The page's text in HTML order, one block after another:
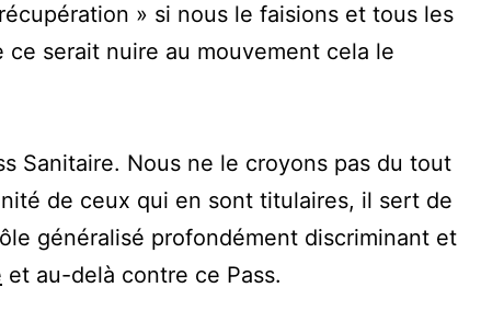
» si nous le faisions et tous les
serait nuire au mouvement cela le
Sanitaire. Nous ne le croyons pas du tout
de ceux qui en sont titulaires, il sert de
généralisé profondément discriminant et
et au-delà contre ce Pass.